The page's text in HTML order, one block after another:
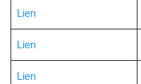
Lien
Lien
Lien